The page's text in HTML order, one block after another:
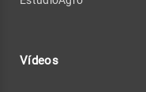
Vídeos